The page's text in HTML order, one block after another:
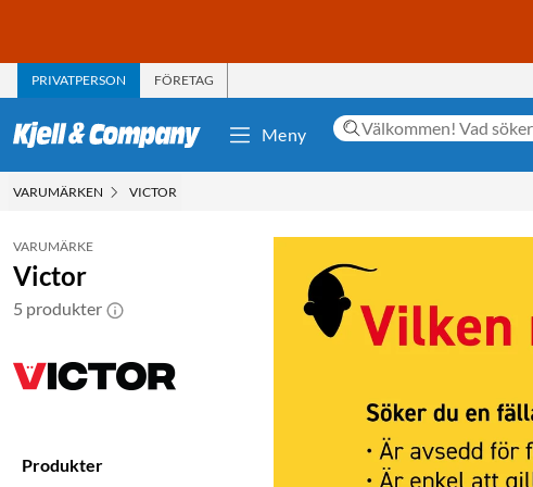
PRIVATPERSON FÖRETAG
Meny
VARUMÄRKEN VICTOR
VARUMÄRKE
Victor
5 produkter
Produkter